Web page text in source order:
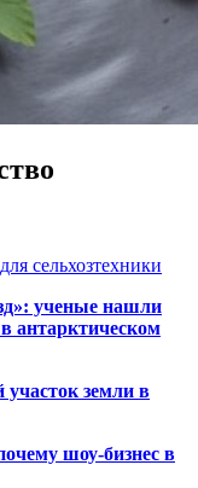
сельхозтехники
ученые нашли
антарктическом
земли в
шоу-бизнес в